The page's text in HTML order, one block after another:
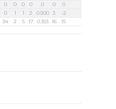
0 0 0 0 0 0 0
0 1 1 2 0.500 3 -2
34 2 5 17 0.353 16 15